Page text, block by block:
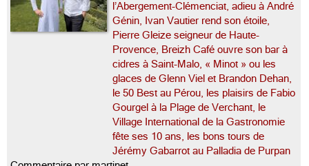
l’Abergement-Clémenciat, adieu à André
Génin, Ivan Vautier rend son étoile,
Pierre Gleize seigneur de Haute-
Provence, Breizh Café ouvre son bar à
cidres à Saint-Malo, « Minot » ou les
glaces de Glenn Viel et Brandon Dehan,
le 50 Best au Pérou, les plaisirs de Fabio
Gourgel à la Plage de Verchant, le
Village International de la Gastronomie
fête ses 10 ans, les bons tours de
Jérémy Gabarrot au Palladia de Purpan